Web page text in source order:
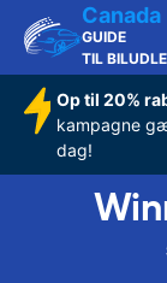
Canada
GUIDE
TIL
Op til 20%
kampagne
dag!